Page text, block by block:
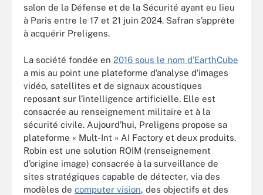
salon de la Défense et de la Sécurité ayant eu lieu
à Paris entre le 17 et 21 juin 2024. Safran s’apprête
à acquérir Preligens.
La société fondée en 2016 sous le nom d’EarthCube
a mis au point une plateforme d’analyse d’images
vidéo, satellites et de signaux acoustiques
reposant sur l’intelligence artificielle. Elle est
consacrée au renseignement militaire et à la
sécurité civile. Aujourd’hui, Preligens propose sa
plateforme « Mult-Int » AI Factory et deux produits.
Robin est une solution ROIM (renseignement
d’origine image) consacrée à la surveillance de
sites stratégiques capable de détecter, via des
modèles de computer vision, des objectifs et des